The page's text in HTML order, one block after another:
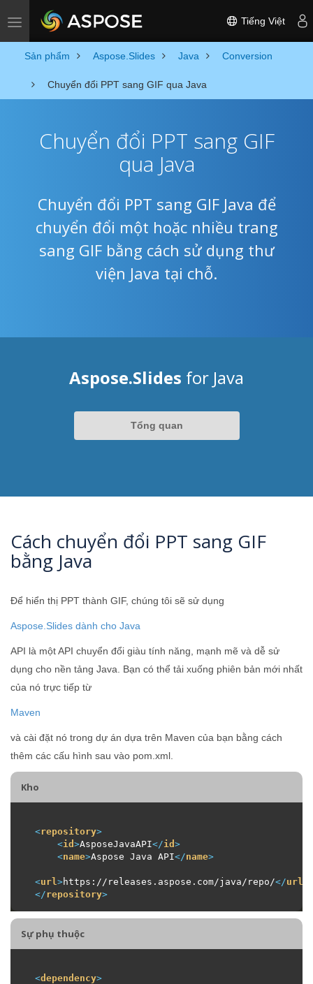
Toggle navigation Tiếng Việt
Sản phẩm Aspose.Slides Java Conversion
Chuyển đổi PPT sang GIF qua Java
Chuyển đổi PPT sang GIF
qua Java
Chuyển đổi PPT sang GIF Java để
chuyển đổi một hoặc nhiều trang
sang GIF bằng cách sử dụng thư
viện Java tại chỗ.
Aspose.Slides for Java
Tổng quan
Cách chuyển đổi PPT sang GIF
bằng Java
Để hiển thị PPT thành GIF, chúng tôi sẽ sử dụng
Aspose.Slides dành cho Java
API là một API chuyển đổi giàu tính năng, mạnh mẽ và dễ sử
dụng cho nền tảng Java. Bạn có thể tải xuống phiên bản mới nhất
của nó trực tiếp từ
Maven
và cài đặt nó trong dự án dựa trên Maven của bạn bằng cách
thêm các cấu hình sau vào pom.xml.
Kho
<repository>
<id >AsposeJavaAPI</id >
<name>Aspose Java API</name>
<url >https://releases.aspose.com/java/repo/</url
</repository>
Sự phụ thuộc
<dependency>